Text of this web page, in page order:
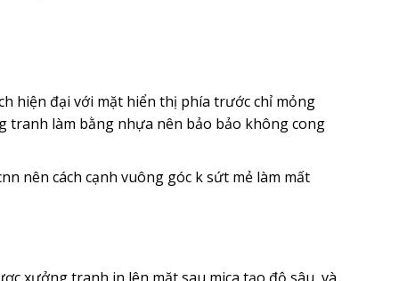
hiện đại với mặt hiển thị phía trước chỉ mỏng
tranh làm bằng nhựa nên bảo bảo không cong
nên cách cạnh vuông góc k sứt mẻ làm mất